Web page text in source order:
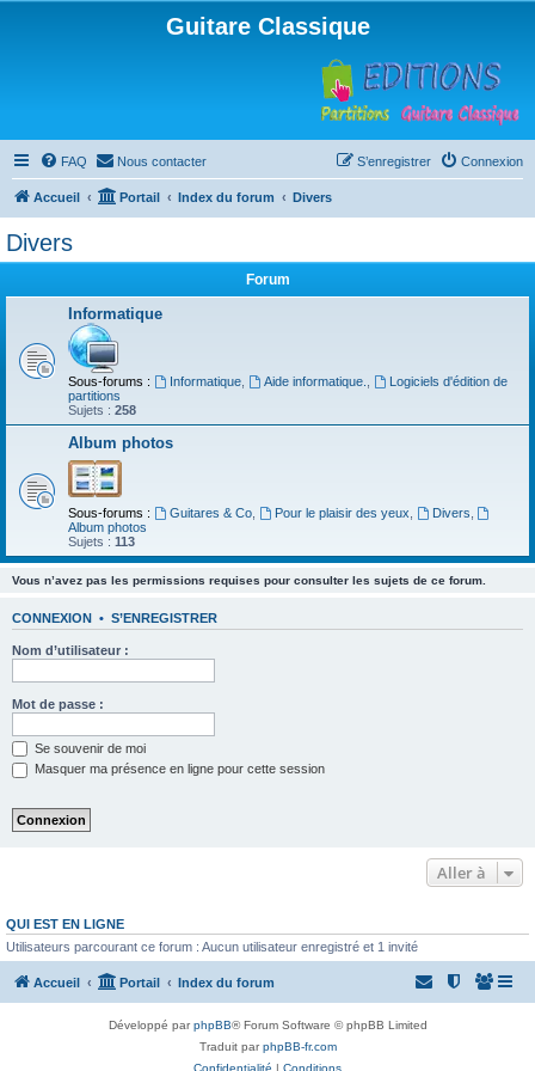
Guitare Classique
FAQ Nous contacter Connexion
S’enregistrer
Accueil Portail Index du forum Divers
Divers
Forum
Informatique
Sous-forums : Informatique, Aide informatique.
Logiciels d'édition de
partitions
Sujets : 258
Album photos
Sous-forums : Guitares & Co, Pour le plaisir des yeux Divers
Album photos
Sujets : 113
Vous n’avez pas les permissions requises pour consulter les sujets de ce forum.
CONNEXION • S’ENREGISTRER
Nom d’utilisateur :
Mot de passe :
Se souvenir de moi
Masquer ma présence en ligne pour cette session
Aller à
QUI EST EN LIGNE
Utilisateurs parcourant ce forum : Aucun utilisateur enregistré et 1 invité
Accueil Portail Index du forum
Développé parphpBB® Forum Software © phpBB Limited
Traduit parphpBB-fr.com
Confidentialité | Conditions